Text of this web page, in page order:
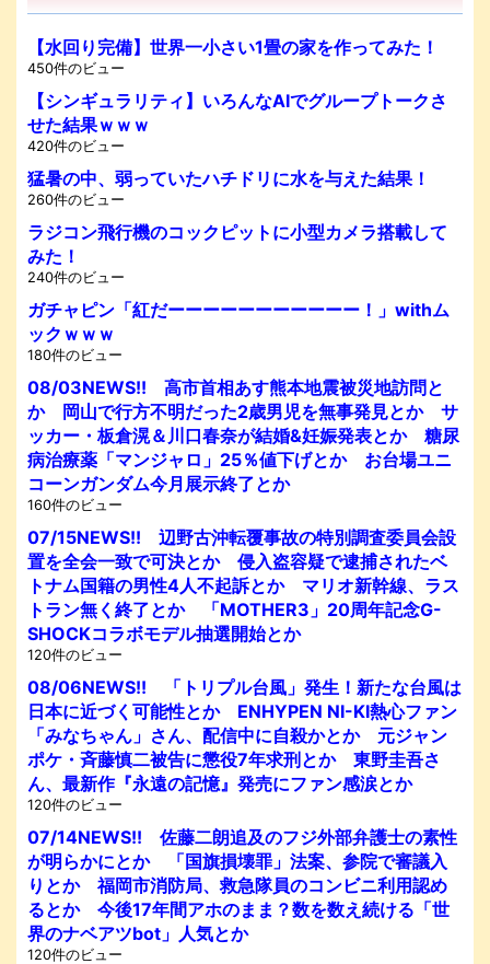
【水回り完備】世界一小さい1畳の家を作ってみた！
450件のビュー
【シンギュラリティ】いろんなAIでグループトークさ
せた結果ｗｗｗ
420件のビュー
猛暑の中、弱っていたハチドリに水を与えた結果！
260件のビュー
ラジコン飛行機のコックピットに小型カメラ搭載して
みた！
240件のビュー
ガチャピン「紅だーーーーーーーーーーー！」withム
ックｗｗｗ
180件のビュー
08/03NEWS!! 高市首相あす熊本地震被災地訪問と
か 岡山で行方不明だった2歳男児を無事発見とか サ
ッカー・板倉滉＆川口春奈が結婚&妊娠発表とか 糖尿
病治療薬「マンジャロ」25％値下げとか お台場ユニ
コーンガンダム今月展示終了とか
160件のビュー
07/15NEWS!! 辺野古沖転覆事故の特別調査委員会設
置を全会一致で可決とか 侵入盗容疑で逮捕されたベ
トナム国籍の男性4人不起訴とか マリオ新幹線、ラス
トラン無く終了とか 「MOTHER3」20周年記念G-
SHOCKコラボモデル抽選開始とか
120件のビュー
08/06NEWS!! 「トリプル台風」発生！新たな台風は
日本に近づく可能性とか ENHYPEN NI-KI熱心ファン
「みなちゃん」さん、配信中に自殺かとか 元ジャン
ポケ・斉藤慎二被告に懲役7年求刑とか 東野圭吾さ
ん、最新作『永遠の記憶』発売にファン感涙とか
120件のビュー
07/14NEWS!! 佐藤二朗追及のフジ外部弁護士の素性
が明らかにとか 「国旗損壊罪」法案、参院で審議入
りとか 福岡市消防局、救急隊員のコンビニ利用認め
るとか 今後17年間アホのまま？数を数え続ける「世
界のナベアツbot」人気とか
120件のビュー